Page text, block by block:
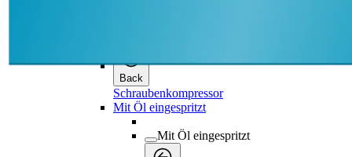
Back
Schraubenkompressor
Mit Öl eingespritzt
Mit Öl eingespritzt